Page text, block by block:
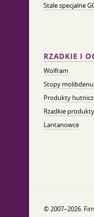
Stale specjalne
RZADKIE I
Wolfram
Stopy molibdenu
Produkty
Rzadkie
Lantanowce
© 2007–2026.